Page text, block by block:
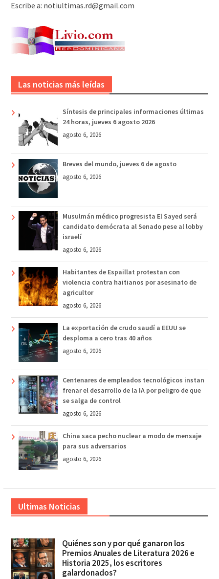
Escribe a: notiultimas.rd@gmail.com
Las noticias más leídas
Síntesis de principales informaciones últimas
24 horas, jueves 6 agosto 2026
agosto 6, 2026
Breves del mundo, jueves 6 de agosto
agosto 6, 2026
Musulmán médico progresista El Sayed será
candidato demócrata al Senado pese al lobby
israelí
agosto 6, 2026
Habitantes de Espaillat protestan con
violencia contra haitianos por asesinato de
agricultor
agosto 6, 2026
La exportación de crudo saudí a EEUU se
desploma a cero tras 40 años
agosto 6, 2026
Centenares de empleados tecnológicos instan
frenar el desarrollo de la IA por peligro de que
se salga de control
agosto 6, 2026
China saca pecho nuclear a modo de mensaje
para sus adversarios
agosto 6, 2026
Ultimas Noticias
Quiénes son y por qué ganaron los
Premios Anuales de Literatura 2026 e
Historia 2025, los escritores
galardonados?